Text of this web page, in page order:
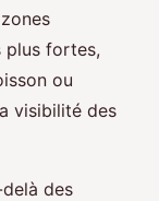
plus fortes,
ou
visibilité des
des